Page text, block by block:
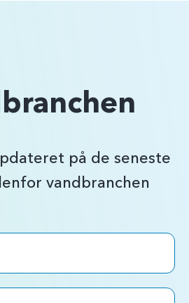
på de seneste
vandbranchen